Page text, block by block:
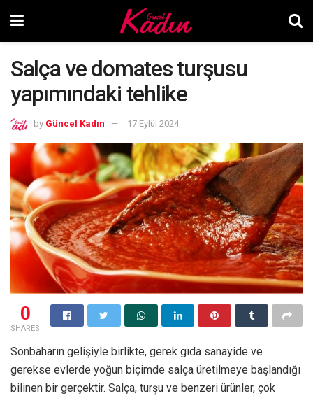
Salça ve domates turşusu
yapımındaki tehlike
by Güncel Kadın 17 Eylül 2024
0
SHARES
Sonbaharın gelişiyle birlikte, gerek gıda sanayide ve
gerekse evlerde yoğun biçimde salça üretilmeye başlandığı
bilinen bir gerçektir. Salça, turşu ve benzeri ürünler, çok